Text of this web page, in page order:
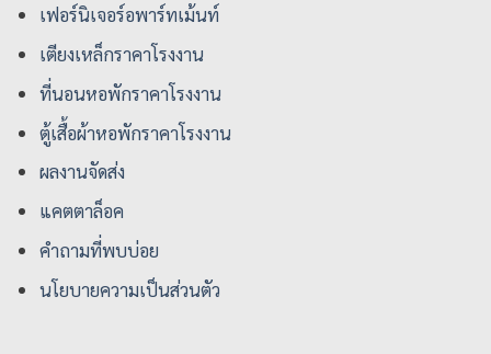
เฟอร์นิเจอร์อพาร์ทเม้นท์
เตียงเหล็กราคาโรงงาน
ที่นอนหอพักราคาโรงงาน
ตู้เสื้อผ้าหอพักราคาโรงงาน
ผลงานจัดส่ง
แคตตาล็อค
คําถามที่พบบ่อย
นโยบายความเป็นส่วนตัว